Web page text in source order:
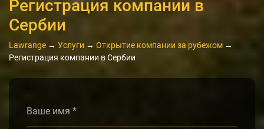
Регистрация компании в
Сербии
Lawrange → Услуги → Открытие компании за рубежом →
Регистрация компании в Сербии